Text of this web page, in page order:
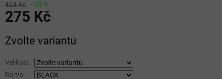
424 Kč –35 %
275 Kč
cena:
Zvolte variantu
Velikost
Barva